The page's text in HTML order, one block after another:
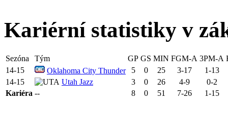
Kariérní statistiky v
Sezóna Tým GP GS MIN FGM-A 3PM-A
14-15
Oklahoma City Thunder 5 0 25 3-17
1-13
14-15
Utah Jazz 3 0 26 4-9
0-2
Kariéra -- 8 0 51 7-26 1-15